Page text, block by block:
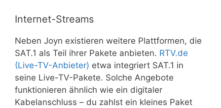
Internet-Streams
Neben Joyn existieren weitere Plattformen, die
SAT.1 als Teil ihrer Pakete anbieten. RTV.de
(Live-TV-Anbieter) etwa integriert SAT.1 in
seine Live-TV-Pakete. Solche Angebote
funktionieren ähnlich wie ein digitaler
Kabelanschluss – du zahlst ein kleines Paket